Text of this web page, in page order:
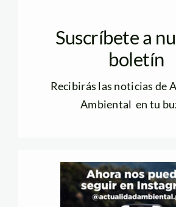
Suscríbete a
boletín
Recibirás las noticias de
Ambiental en tu